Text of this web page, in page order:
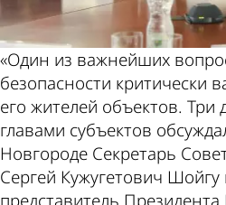
«Один из важнейших
безопасности критически
его жителей объектов. Три
главами субъектов
Новгороде Секретарь
Сергей Кужугетович
представитель